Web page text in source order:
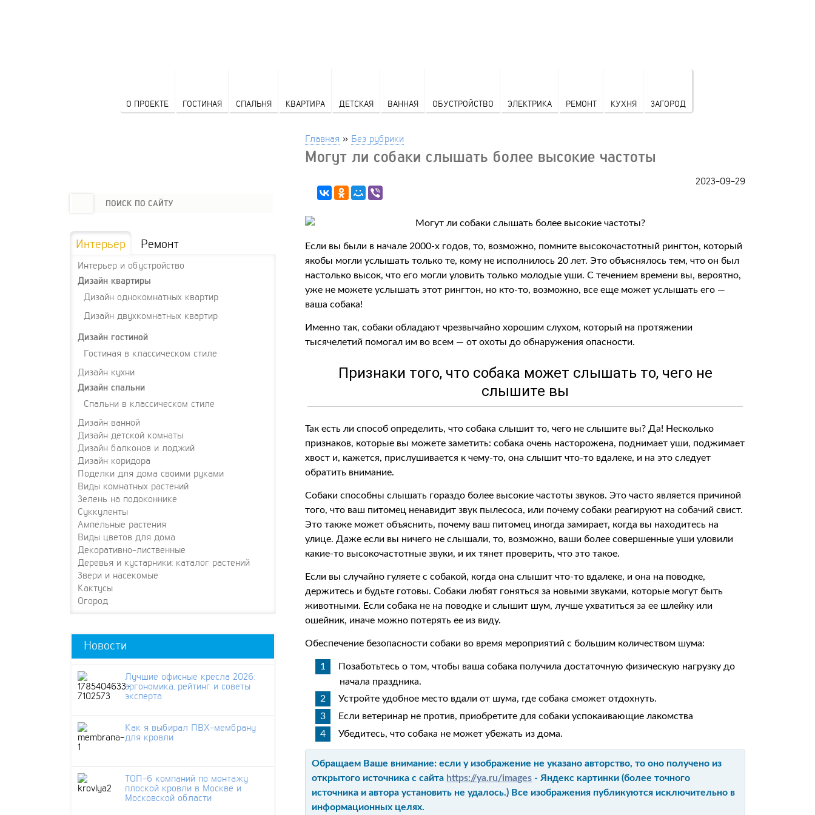
О ПРОЕКТЕ ГОСТИНАЯ СПАЛЬНЯ КВАРТИРА ДЕТСКАЯ ВАННАЯ ОБУСТРОЙСТВО ЭЛЕКТРИКА РЕМОНТ КУХНЯ ЗАГОРОД
Главная » Без рубрики
Могут ли собаки слышать более высокие частоты
2023-09-29
Если вы были в начале 2000-х годов, то, возможно, помните высокочастотный рингтон, который
якобы могли услышать только те, кому не исполнилось 20 лет. Это объяснялось тем, что он был
настолько высок, что его могли уловить только молодые уши. С течением времени вы, вероятно,
уже не можете услышать этот рингтон, но кто-то, возможно, все еще может услышать его —
ваша собака!
Именно так, собаки обладают чрезвычайно хорошим слухом, который на протяжении
тысячелетий помогал им во всем — от охоты до обнаружения опасности.
Признаки того, что собака может слышать то, чего не
слышите вы
Так есть ли способ определить, что собака слышит то, чего не слышите вы? Да! Несколько
признаков, которые вы можете заметить: собака очень насторожена, поднимает уши, поджимает
хвост и, кажется, прислушивается к чему-то, она слышит что-то вдалеке, и на это следует
обратить внимание.
Собаки способны слышать гораздо более высокие частоты звуков. Это часто является причиной
того, что ваш питомец ненавидит звук пылесоса, или почему собаки реагируют на собачий свист.
Это также может объяснить, почему ваш питомец иногда замирает, когда вы находитесь на
улице. Даже если вы ничего не слышали, то, возможно, ваши более совершенные уши уловили
какие-то высокочастотные звуки, и их тянет проверить, что это такое.
Если вы случайно гуляете с собакой, когда она слышит что-то вдалеке, и она на поводке,
держитесь и будьте готовы. Собаки любят гоняться за новыми звуками, которые могут быть
животными. Если собака не на поводке и слышит шум, лучше ухватиться за ее шлейку или
ошейник, иначе можно потерять ее из виду.
Обеспечение безопасности собаки во время мероприятий с большим количеством шума:
Позаботьтесь о том, чтобы ваша собака получила достаточную физическую нагрузку до
начала праздника.
Устройте удобное место вдали от шума, где собака сможет отдохнуть.
Если ветеринар не против, приобретите для собаки успокаивающие лакомства
Убедитесь, что собака не может убежать из дома.
Обращаем Ваше внимание: если у изображение не указано авторство, то оно получено из
открытого источника с сайта https://ya.ru/images - Яндекс картинки (более точного
источника и автора установить не удалось.) Все изображения публикуются исключительно в
информационных целях.
Интерьер Ремонт
Интерьер и обустройство
Дизайн квартиры
Дизайн однокомнатных квартир
Дизайн двухкомнатных квартир
Дизайн гостиной
Гостиная в классическом стиле
Дизайн кухни
Дизайн спальни
Спальни в классическом стиле
Дизайн ванной
Дизайн детской комнаты
Дизайн балконов и лоджий
Дизайн коридора
Поделки для дома своими руками
Виды комнатных растений
Зелень на подоконнике
Суккуленты
Ампельные растения
Виды цветов для дома
Декоративно-лиственные
Деревья и кустарники: каталог растений
Звери и насекомые
Кактусы
Огород
Новости
Лучшие офисные кресла 2026:
эргономика, рейтинг и советы
эксперта
Как я выбирал ПВХ-мембрану
для кровли
ТОП-6 компаний по монтажу
плоской кровли в Москве и
Московской области